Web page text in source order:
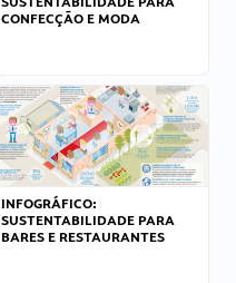
CONFECÇÃO E MODA
INFOGRÁFICO:
SUSTENTABILIDADE PARA
BARES E RESTAURANTES